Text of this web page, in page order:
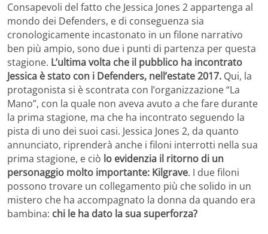
Consapevoli del fatto che Jessica Jones 2 appartenga al
mondo dei Defenders, e di conseguenza sia
cronologicamente incastonato in un filone narrativo
ben più ampio, sono due i punti di partenza per questa
stagione. L’ultima volta che il pubblico ha incontrato
Jessica è stato con i Defenders, nell’estate 2017. Qui, la
protagonista si è scontrata con l’organizzazione “La
Mano”, con la quale non aveva avuto a che fare durante
la prima stagione, ma che ha incontrato seguendo la
pista di uno dei suoi casi. Jessica Jones 2, da quanto
annunciato, riprenderà anche i filoni interrotti nella sua
prima stagione, e ciò lo evidenzia il ritorno di un
personaggio molto importante: Kilgrave. I due filoni
possono trovare un collegamento più che solido in un
mistero che ha accompagnato la donna da quando era
bambina: chi le ha dato la sua superforza?